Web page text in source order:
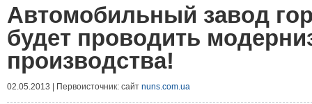
Автомобильный завод
будет проводить
производства!
02.05.2013 | Первоисточник: сайт nuns.com.ua